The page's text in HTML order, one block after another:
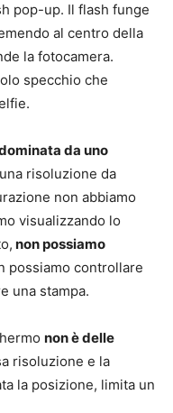
pop-up. Il flash funge
al centro della
la fotocamera.
specchio che
da uno
risoluzione da
non abbiamo
visualizzando lo
non possiamo
possiamo controllare
una stampa.
non è delle
risoluzione e la
la posizione, limita un